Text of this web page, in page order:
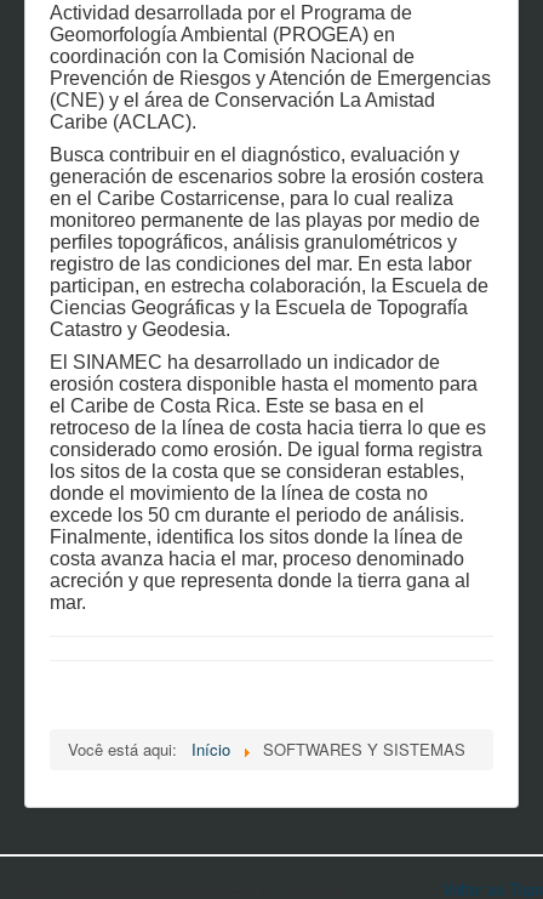
Actividad desarrollada por el Programa de
Geomorfología Ambiental (PROGEA) en
coordinación con la Comisión Nacional de
Prevención de Riesgos y Atención de Emergencias
(CNE) y el área de Conservación La Amistad
Caribe (ACLAC).
Busca contribuir en el diagnóstico, evaluación y
generación de escenarios sobre la erosión costera
en el Caribe Costarricense, para lo cual realiza
monitoreo permanente de las playas por medio de
perfiles topográficos, análisis granulométricos y
registro de las condiciones del mar. En esta labor
participan, en estrecha colaboración, la Escuela de
Ciencias Geográficas y la Escuela de Topografía
Catastro y Geodesia.
El SINAMEC ha desarrollado un indicador de
erosión costera disponible hasta el momento para
el Caribe de Costa Rica. Este se basa en el
retroceso de la línea de costa hacia tierra lo que es
considerado como erosión. De igual forma registra
los sitos de la costa que se consideran estables,
donde el movimiento de la línea de costa no
excede los 50 cm durante el periodo de análisis.
Finalmente, identifica los sitos donde la línea de
costa avanza hacia el mar, proceso denominado
acreción y que representa donde la tierra gana al
mar.
Você está aqui: Início SOFTWARES Y SISTEMAS
Voltar ao Topo